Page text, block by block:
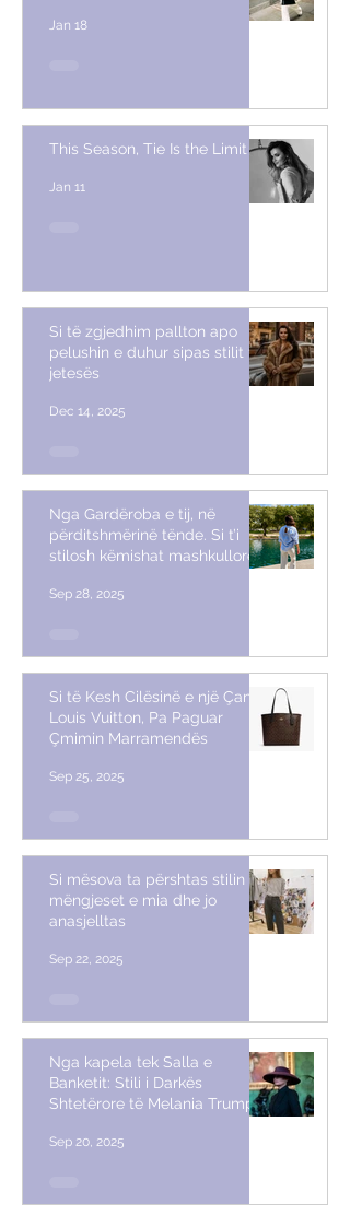
Jan 18
This Season, Tie Is the Limit
Jan 11
Si të zgjedhim pallton apo
pelushin e duhur sipas stilit të
jetesës
Dec 14, 2025
Nga Gardëroba e tij, në
përditshmërinë tënde. Si t’i
stilosh këmishat mashkullore
Sep 28, 2025
Si të Kesh Cilësinë e një Çante
Louis Vuitton, Pa Paguar
Çmimin Marramendës
Sep 25, 2025
Si mësova ta përshtas stilin me
mëngjeset e mia dhe jo
anasjelltas
Sep 22, 2025
Nga kapela tek Salla e
Banketit: Stili i Darkës
Shtetërore të Melania Trump
Sep 20, 2025